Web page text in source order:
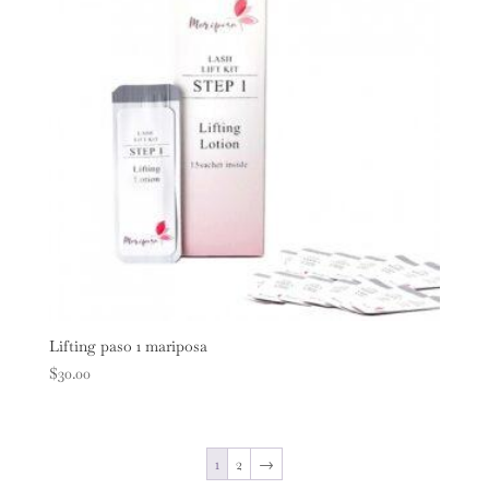
Lifting paso 1 mariposa
$30.00
1 2 →